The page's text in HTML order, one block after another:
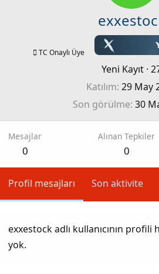
TC Onaylı Üye
Yeni Kayıt ·
Katılım 29 May
Son görülme 30
Mesajlar
0
Alınan Tepkiler
0
Profil mesajları Son aktivite
exxestock adlı kullanıcının profili
yok.